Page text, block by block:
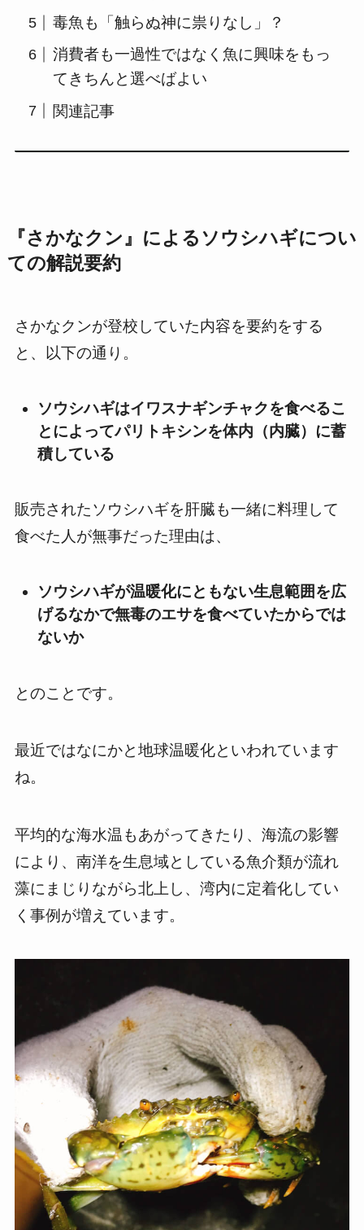
毒魚も「触らぬ神に祟りなし」？
消費者も一過性ではなく魚に興味をもっ
てきちんと選べばよい
関連記事
『さかなクン』によるソウシハギについ
ての解説要約
さかなクンが登校していた内容を要約をする
と、以下の通り。
ソウシハギはイワスナギンチャクを食べるこ
とによってパリトキシンを体内（内臓）に蓄
積している
販売されたソウシハギを肝臓も一緒に料理して
食べた人が無事だった理由は、
ソウシハギが温暖化にともない生息範囲を広
げるなかで無毒のエサを食べていたからでは
ないか
とのことです。
最近ではなにかと地球温暖化といわれています
ね。
平均的な海水温もあがってきたり、海流の影響
により、南洋を生息域としている魚介類が流れ
藻にまじりながら北上し、湾内に定着化してい
く事例が増えています。